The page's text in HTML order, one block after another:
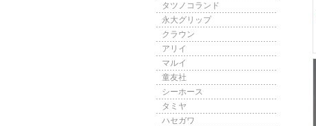
タツノコランド
永大グリップ
クラウン
アリイ
マルイ
童友社
シーホース
タミヤ
ハセガワ